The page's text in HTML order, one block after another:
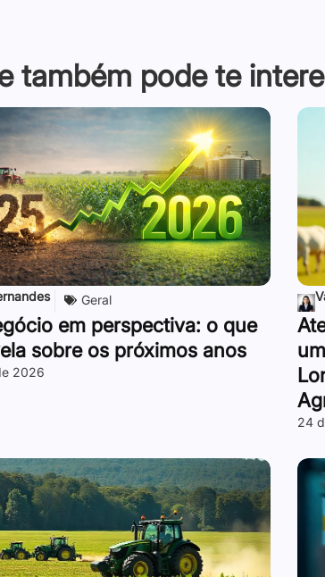
também pode te
Geral
em perspectiva: o que
sobre os próximos anos
2026
24